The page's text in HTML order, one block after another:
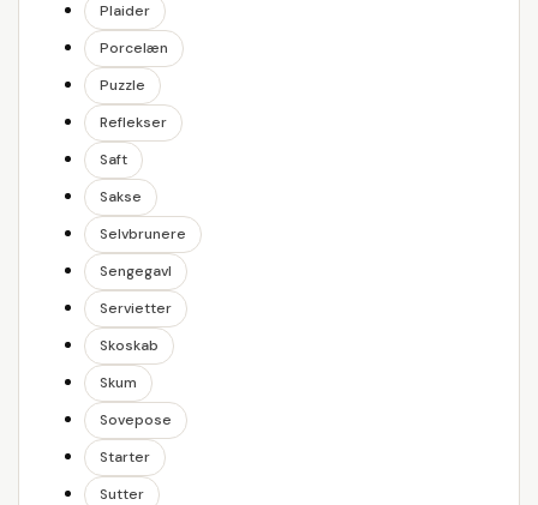
Plaider
Porcelæn
Puzzle
Reflekser
Saft
Sakse
Selvbrunere
Sengegavl
Servietter
Skoskab
Skum
Sovepose
Starter
Sutter